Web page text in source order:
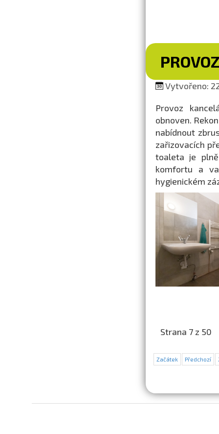
Vytvořeno:
Provoz
obnoven.
nabídnout
zařizovacích
toaleta je
komfortu a
hygienickém
Strana 7 z 50
Začátek Předchozí